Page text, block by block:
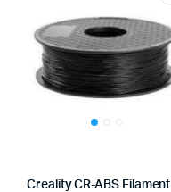
Creality CR-ABS Filament